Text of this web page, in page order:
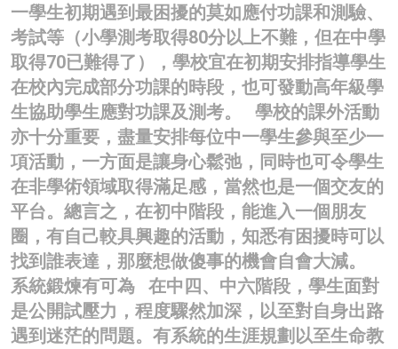
一學生初期遇到最困擾的莫如應付功課和測驗、
考試等（小學測考取得80分以上不難，但在中學
取得70已難得了），學校宜在初期安排指導學生
在校內完成部分功課的時段，也可發動高年級學
生協助學生應對功課及測考。 學校的課外活動
亦十分重要，盡量安排每位中一學生參與至少一
項活動，一方面是讓身心鬆弛，同時也可令學生
在非學術領域取得滿足感，當然也是一個交友的
平台。總言之，在初中階段，能進入一個朋友
圈，有自己較具興趣的活動，知悉有困擾時可以
找到誰表達，那麼想做傻事的機會自會大減。
系統鍛煉有可為 在中四、中六階段，學生面對
是公開試壓力，程度驟然加深，以至對自身出路
遇到迷茫的問題。有系統的生涯規劃以至生命教